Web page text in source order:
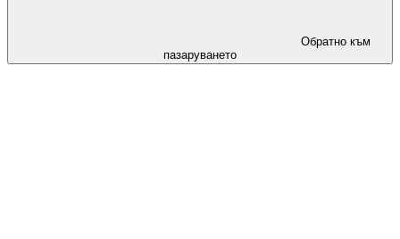
Обратно към
пазаруването